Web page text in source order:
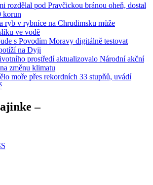
rozdělal pod Pravčickou bránou oheň, dostal
korun
ryb v rybníce na Chrudimsku může
ve vodě
s Povodím Moravy digitálně testovat
na Dyji
prostředí aktualizovalo Národní akční
změnu klimatu
moře přes rekordních 33 stupňů, uvádí
–